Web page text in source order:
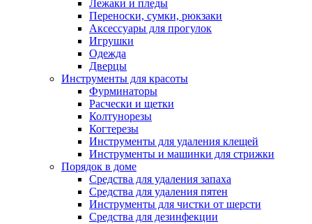
Лежаки и пледы
Переноски, сумки, рюкзаки
Аксессуары для прогулок
Игрушки
Одежда
Дверцы
Инструменты для красоты
Фурминаторы
Расчески и щетки
Колтунорезы
Когтерезы
Инструменты для удаления клещей
Инструменты и машинки для стрижки
Порядок в доме
Средства для удаления запаха
Средства для удаления пятен
Инструменты для чистки от шерсти
Средства для дезинфекции